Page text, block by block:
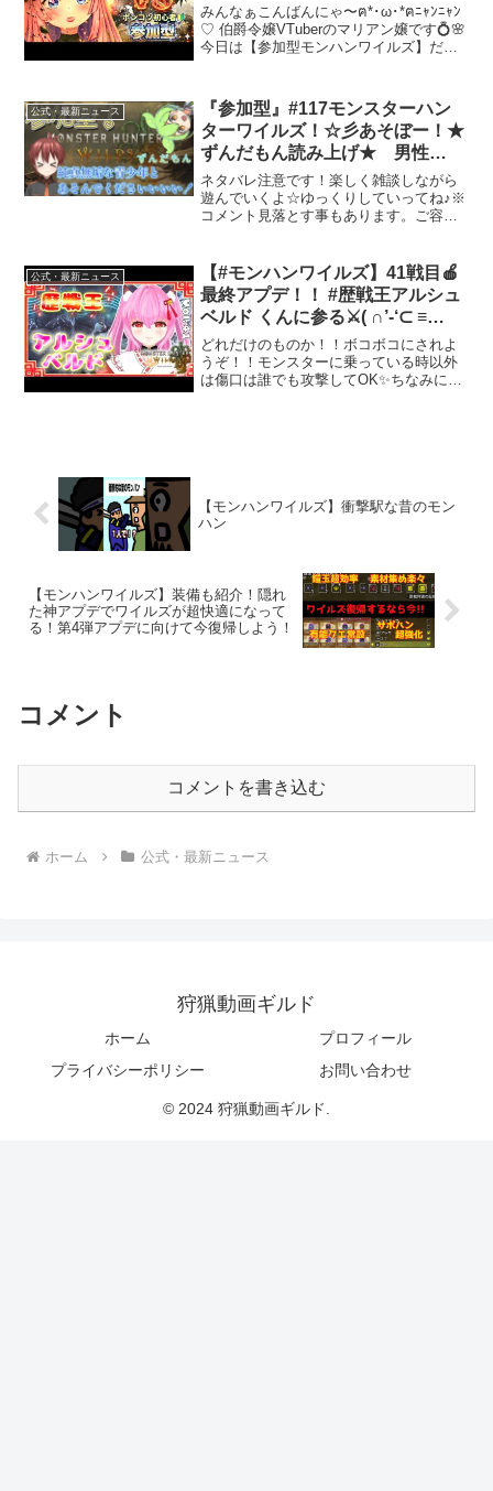
ワイルズ〔マリアン嬢〕
みんなぁこんばんにゃ〜ฅ*･ω･*ฅﾆｬﾝﾆｬﾝ
♡ 伯爵令嬢VTuberのマリアン嬢です💍🌸
今日は【参加型モンハンワイルズ】だよ
くよぉ❣️突撃ー❣️」 最後はみん...
公式・最新ニュース
『参加型』#117モンスターハン
ターワイルズ！☆彡あそぼー！★
ずんだもん読み上げ★ 男性
Vtuber 新人Vtuber​​
ネタバレ注意です！楽しく雑談しながら
遊んでいくよ☆ゆっくりしていってね♪※
コメント見落とす事もあります。ご容赦
～☆～☆~☆～☆～☆~☆～☆～☆~☆～
☆～☆~☆～☆～...
公式・最新ニュース
【#モンハンワイルズ】41戦目🍎
最終アプデ！！ #歴戦王アルシュ
ベルド くんに参る⚔️( ∩’-‘⊂ ≡
⊃’-‘∩ )⚔️ ※叫ぶので視聴注意【#
愛刀ノ御忍】#参加型
どれだけのものか！！ボコボコにされよ
うぞ！！モンスターに乗っている時以外
は傷口は誰でも攻撃してOK✨ちなみにメ
【モンハンワイルズ】衝撃駅な昔のモン
ハン
【モンハンワイルズ】装備も紹介！隠れ
た神アプデでワイルズが超快適になって
る！第4弾アプデに向けて今復帰しよう！
コメント
コメントを書き込む
ホーム 公式・最新ニュース
狩猟動画ギルド
ホーム
プロフィール
プライバシーポリシー
お問い合わせ
© 2024 狩猟動画ギルド.